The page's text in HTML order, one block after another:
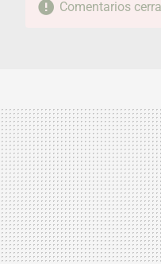
Comentarios